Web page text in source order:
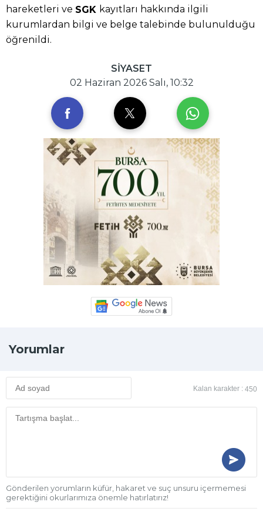
hareketleri ve SGK kayıtları hakkında ilgili
kurumlardan bilgi ve belge talebinde bulunulduğu
öğrenildi.
SİYASET
02 Haziran 2026 Salı, 10:32
Yorumlar
Kalan karakter : 450
Gönderilen yorumların küfür, hakaret ve suç unsuru içermemesi
gerektiğini okurlarımıza önemle hatırlatırız!